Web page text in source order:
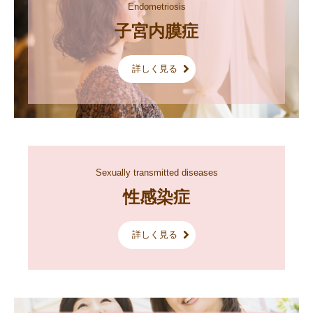
Endometriosis
子宮内膜症
詳しく見る
Sexually transmitted diseases
性感染症
詳しく見る